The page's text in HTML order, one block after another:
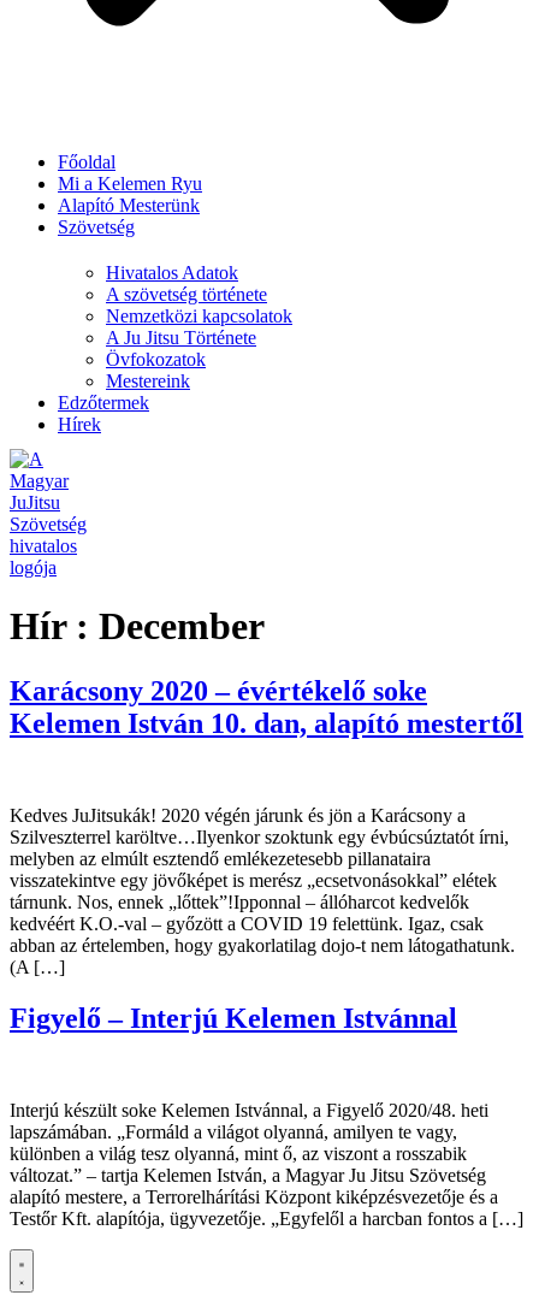
Főoldal
Mi a Kelemen Ryu
Alapító Mesterünk
Szövetség
Hivatalos Adatok
A szövetség története
Nemzetközi kapcsolatok
A Ju Jitsu Története
Övfokozatok
Mestereink
Edzőtermek
Hírek
Hír : December
Karácsony 2020 – évértékelő soke
Kelemen István 10. dan, alapító mestertől
Kedves JuJitsukák! 2020 végén járunk és jön a Karácsony a
Szilveszterrel karöltve…Ilyenkor szoktunk egy évbúcsúztatót írni,
melyben az elmúlt esztendő emlékezetesebb pillanataira
visszatekintve egy jövőképet is merész „ecsetvonásokkal” elétek
tárnunk. Nos, ennek „lőttek”!Ipponnal – állóharcot kedvelők
kedvéért K.O.-val – győzött a COVID 19 felettünk. Igaz, csak
abban az értelemben, hogy gyakorlatilag dojo-t nem látogathatunk.
(A […]
Figyelő – Interjú Kelemen Istvánnal
Interjú készült soke Kelemen Istvánnal, a Figyelő 2020/48. heti
lapszámában. „Formáld a világot olyanná, amilyen te vagy,
különben a világ tesz olyanná, mint ő, az viszont a rosszabik
változat.” – tartja Kelemen István, a Magyar Ju Jitsu Szövetség
alapító mestere, a Terrorelhárítási Központ kiképzésvezetője és a
Testőr Kft. alapítója, ügyvezetője. „Egyfelől a harcban fontos a […]